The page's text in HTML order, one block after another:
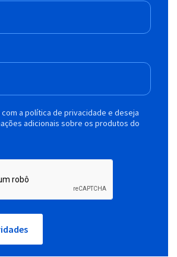
a política de privacidade e deseja
adicionais sobre os produtos do